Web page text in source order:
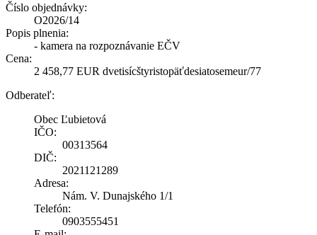
Číslo objednávky:
O2026/14
Popis plnenia:
- kamera na rozpoznávanie EČV
Cena:
2 458,77 EUR dvetisícštyristopäťdesiatosemeur/77
Odberateľ:
Obec Ľubietová
IČO:
00313564
DIČ:
2021121289
Adresa:
Nám. V. Dunajského 1/1
Telefón:
0903555451